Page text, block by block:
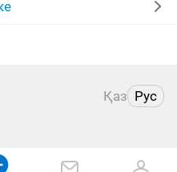
офисы
Қаз Рус